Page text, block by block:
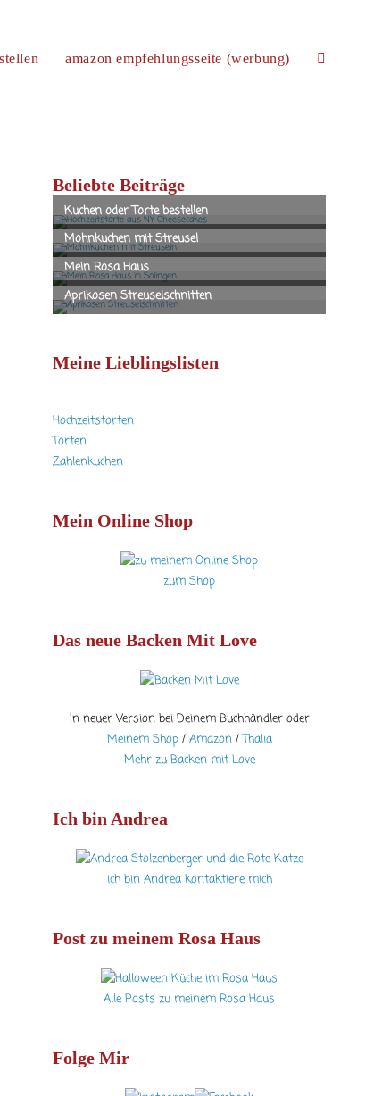
amazon empfehlungsseite (werbung)
Beliebte Beiträge
Meine Lieblingslisten
Hochzeitstorten
Torten
Zahlenkuchen
Mein Online Shop
zum Shop
Das neue Backen Mit Love
In neuer Version bei Deinem Buchhändler oder
Meinem Shop/ Amazon/Thalia
Mehr zu Backen mit Love
Ich bin Andrea
ich bin Andrea kontaktiere mich
Post zu meinem Rosa Haus
Alle Posts zu meinem Rosa Haus
Folge Mir